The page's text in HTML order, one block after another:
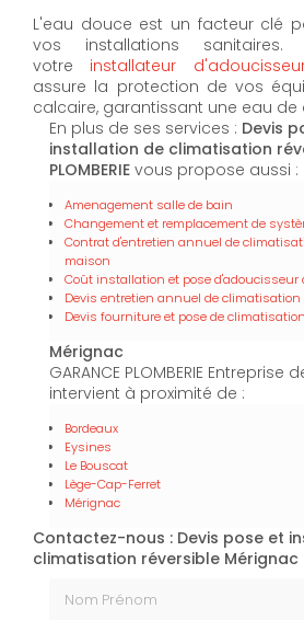
L'eau douce est un facteur clé
vos installations
votre installateur
assure la protection de vos
calcaire, garantissant une eau de
En plus de ses services : Devis
installation de climatisation
PLOMBERIE vous propose aussi :
Amenagement salle de bain
Changement et remplacement de
Contrat d'entretien annuel de
maison
Coût installation et pose d'adoucisseur
Devis entretien annuel de
Devis fourniture et pose de
Mérignac
GARANCE PLOMBERIE
intervient à proximité de :
Bordeaux
Eysines
Le Bouscat
Lège-Cap-Ferret
Mérignac
Contactez-nous : Devis pose et
climatisation réversible Mérignac